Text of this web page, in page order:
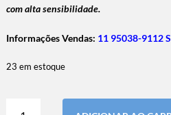
com alta sensibilidade.
Informações Vendas: 11 95038-9112
23 em estoque